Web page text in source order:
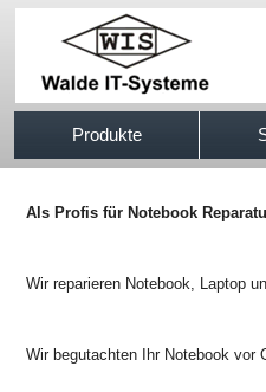
Produkte
Als Profis für Notebook
Wir reparieren Notebook, Laptop
Wir begutachten Ihr Notebook vor